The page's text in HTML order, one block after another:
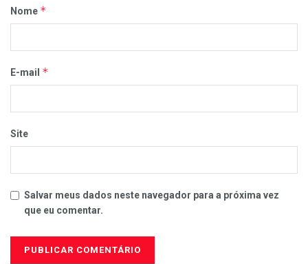
Nome *
E-mail *
Site
Salvar meus dados neste navegador para a próxima vez
que eu comentar.